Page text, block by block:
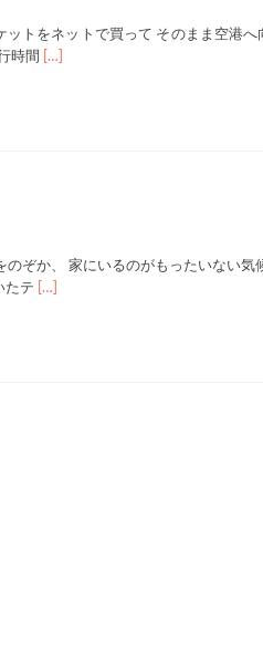
ットをネットで買って そのまま空港
時間
Read
の
運
[…]
ぞか、 家にいるのがもったいない気
たテ
Read
[…]